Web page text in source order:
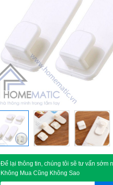
Để lại thông tin, chúng tôi sẽ tư vấn sớm
Không Mua Cũng Không Sao